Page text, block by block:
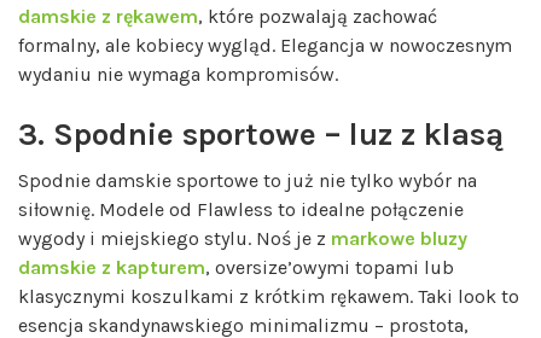
damskie z rękawem, które pozwalają zachować
formalny, ale kobiecy wygląd. Elegancja w nowoczesnym
wydaniu nie wymaga kompromisów.
3. Spodnie sportowe – luz z klasą
Spodnie damskie sportowe to już nie tylko wybór na
siłownię. Modele od Flawless to idealne połączenie
wygody i miejskiego stylu. Noś je z markowe bluzy
damskie z kapturem, oversize’owymi topami lub
klasycznymi koszulkami z krótkim rękawem. Taki look to
esencja skandynawskiego minimalizmu – prostota,